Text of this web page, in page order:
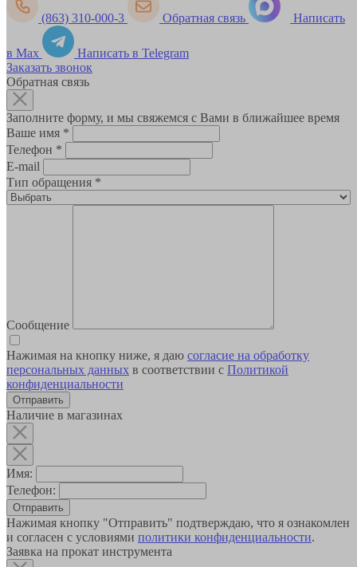
(863) 310-000-3 Обратная связь Написать
в Max
Написать в Telegram
Заказать звонок
Обратная связь
Заполните форму, и мы свяжемся с Вами в ближайшее время
Ваше имя *
Телефон *
E-mail
Тип обращения *
Сообщение
Нажимая на кнопку ниже, я даю согласие на обработку
персональных данных в соответствии с Политикой
конфиденциальности
Наличие в магазинах
Имя:
Телефон:
Отправить
Нажимая кнопку "Отправить" подтверждаю, что я ознакомлен
и согласен с условиями политики конфиденциальности.
Заявка на прокат инструмента